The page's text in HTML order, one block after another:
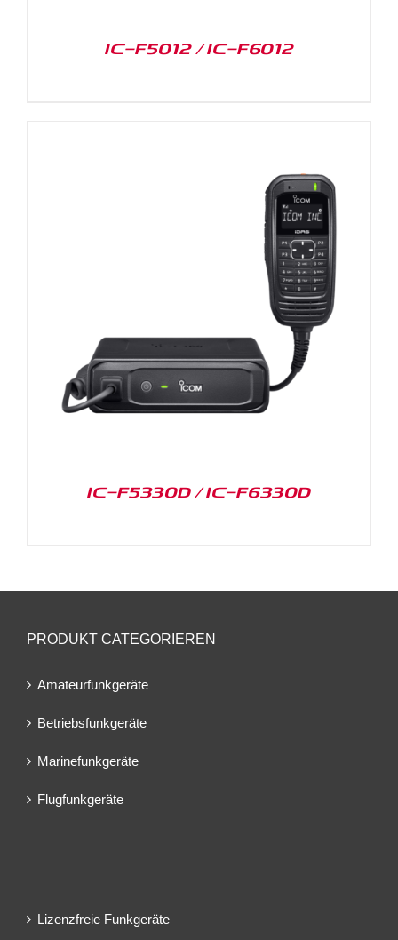
IC-F5012 / IC-F6012
IC-F5330D / IC-F6330D
PRODUKT CATEGORIEREN
Amateurfunkgeräte
Betriebsfunkgeräte
Marinefunkgeräte
Flugfunkgeräte
Lizenzfreie Funkgeräte